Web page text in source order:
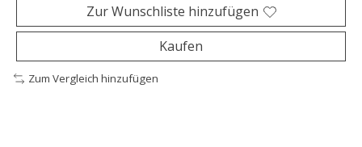
Zur Wunschliste hinzufügen
Kaufen
Zum Vergleich hinzufügen